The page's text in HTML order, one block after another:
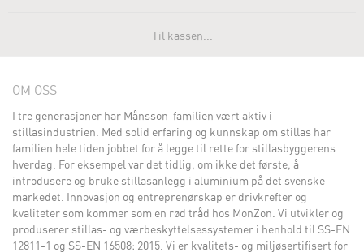
Til kassen...
OM OSS
I tre generasjoner har Månsson-familien vært aktiv i
stillasindustrien. Med solid erfaring og kunnskap om stillas har
familien hele tiden jobbet for å legge til rette for stillasbyggerens
hverdag. For eksempel var det tidlig, om ikke det første, å
introdusere og bruke stillasanlegg i aluminium på det svenske
markedet. Innovasjon og entreprenørskap er drivkrefter og
kvaliteter som kommer som en rød tråd hos MonZon. Vi utvikler og
produserer stillas- og værbeskyttelsessystemer i henhold til SS-EN
12811-1 og SS-EN 16508: 2015. Vi er kvalitets- og miljøsertifisert for